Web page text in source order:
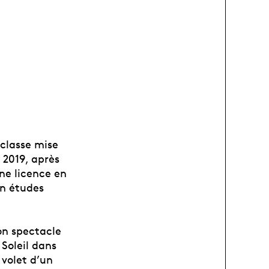
mise
après
licence en
études
spectacle
dans
d’un